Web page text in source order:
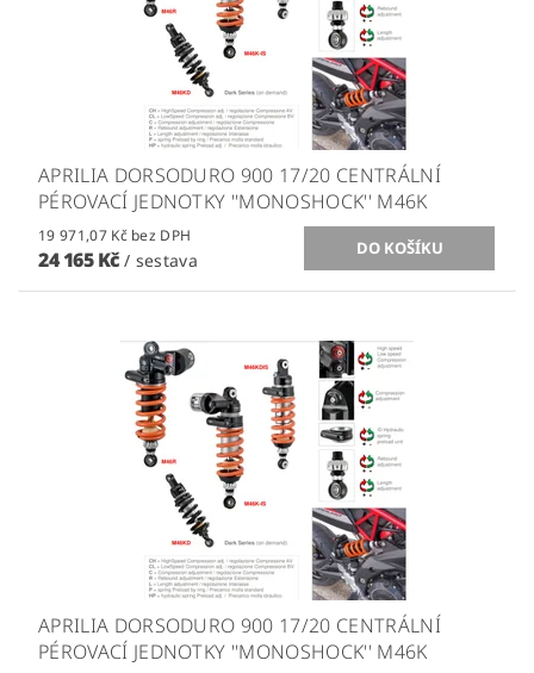
APRILIA DORSODURO 900 17/20 CENTRÁLNÍ
PÉROVACÍ JEDNOTKY ''MONOSHOCK'' M46K
19 971,07 Kč bez DPH
24 165 Kč/ sestava
APRILIA DORSODURO 900 17/20 CENTRÁLNÍ
PÉROVACÍ JEDNOTKY ''MONOSHOCK'' M46K